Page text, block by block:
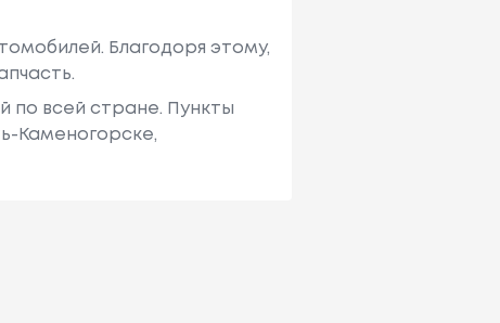
Благодоря этому,
по всей стране. Пункты
Каменогорске,